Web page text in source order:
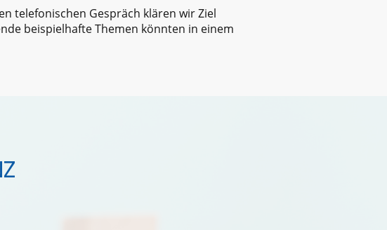
telefonischen Gespräch klären wir Ziel
beispielhafte Themen könnten in einem